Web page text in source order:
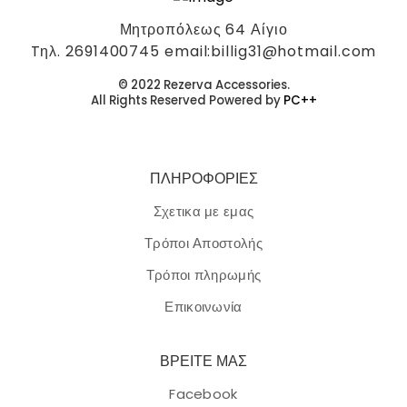
ΠΡΟΣΘΉΚΗ ΣΤΟ ΚΑΛΆΘΙ
ΠΡΟΣΘΉΚΗ ΣΤΟ ΚΑΛΆΘΙ
Μητροπόλεως 64 Αίγιο
Tηλ. 2691400745 email:billig31@hotmail.com
© 2022 Rezerva Accessories.
All Rights Reserved Powered by PC++
ΠΛΗΡΟΦΟΡΙΕΣ
Σχετικα με εμας
Τρόποι Αποστολής
Τρόποι πληρωμής
Επικοινωνία
ΒΡΕΙΤΕ ΜΑΣ
Facebook